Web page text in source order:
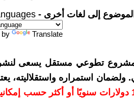
إلى لغات أخرى -
by Translate
مشروع تطوعي مستقل يسعى لنشر
ولضمان استمراره
بدعمكم بمبلغ 10 دولارات سنويًا أو أكثر